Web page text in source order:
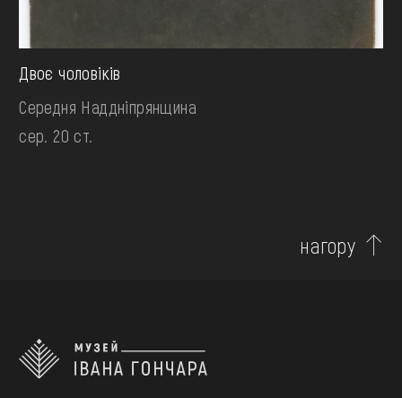
Двоє чоловіків
Середня Наддніпрянщина
сер. 20 ст.
нагору